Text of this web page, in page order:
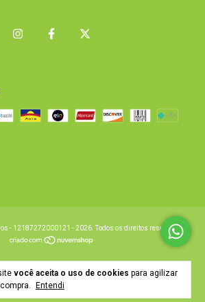
você aceita o uso de cookies para agilizar
Entendi
- 12187272000121 - 2026. Todos os direitos reservados.